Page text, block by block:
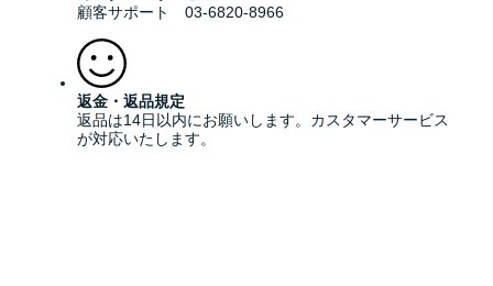
顧客サポート 03-6820-8966
返金・返品規定
返品は14日以内にお願いします。カスタマーサービス
が対応いたします。